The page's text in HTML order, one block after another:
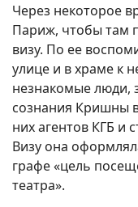
Через некоторое
Париж, чтобы там
визу. По ее
улице и в храме к
незнакомые люди,
сознания Кришны
них агентов КГБ и
Визу она
графе «цель
театра».